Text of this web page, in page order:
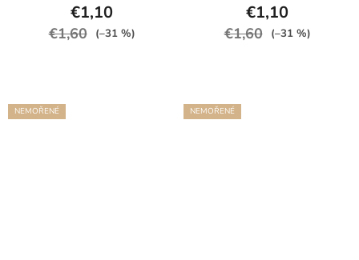
€1,10
€1,60 (–31 %)
€1,10
€1,60 (–31 %)
NEMOŘENÉ NEMOŘENÉ